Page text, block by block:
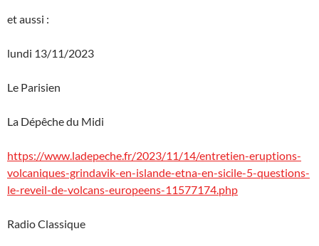
et aussi :
lundi 13/11/2023
Le Parisien
La Dépêche du Midi
https://www.ladepeche.fr/2023/11/14/entretien-eruptions-
volcaniques-grindavik-en-islande-etna-en-sicile-5-questions-
le-reveil-de-volcans-europeens-11577174.php
Radio Classique